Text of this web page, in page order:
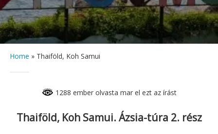
Home » Thaiföld, Koh Samui
1288 ember olvasta mar el ezt az írást
Thaiföld, Koh Samui. Ázsia-túra 2. rész